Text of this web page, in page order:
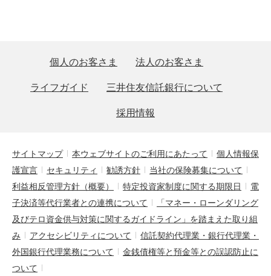
個人のお客さま
法人のお客さま
ライフガイド
三井住友信託銀行について
採用情報
サイトマップ 本ウェブサイトのご利用にあたって
個人情報保
護宣言
セキュリティ 勧誘方針
当社の保険募集について
利益相反管理方針（概要）
特定投資家制度に関する期限日
電
子決済等代行業者との連携について
「マネー・ローンダリング
及びテロ資金供与対策に関するガイドライン」を踏まえた取り組
み
アクセシビリティについて
信託契約代理業・銀行代理業・
外国銀行代理業務について
金銭債権等と預金等との誤認防止に
ついて